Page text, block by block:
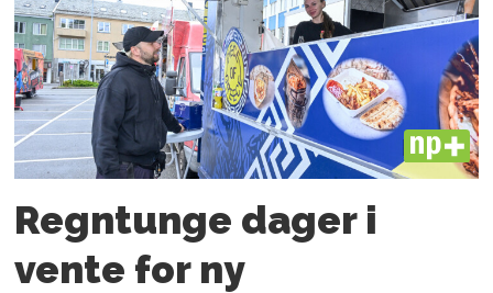
PLUS
Regntunge dager i
vente for ny